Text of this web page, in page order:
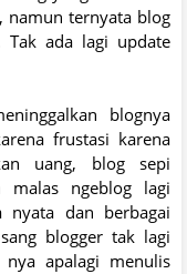
namun ternyata blog
ada lagi update
blognya
frustasi karena
uang, blog sepi
malas ngeblog lagi
dan berbagai
blogger tak lagi
apalagi menulis